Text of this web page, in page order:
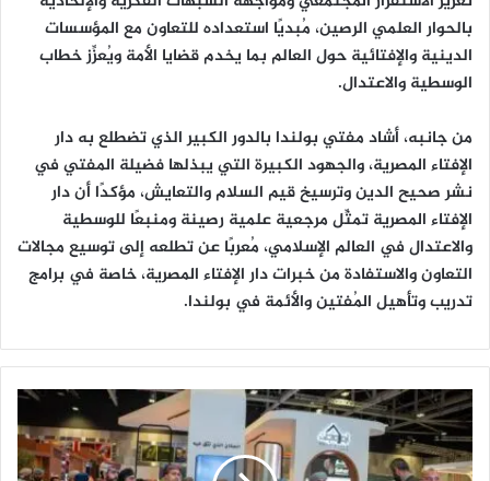
بالحوار العلمي الرصين، مُبديًا استعداده للتعاون مع المؤسسات
الدينية والإفتائية حول العالم بما يخدم قضايا الأمة ويُعزِّز خطاب
الوسطية والاعتدال.
من جانبه، أشاد مفتي بولندا بالدور الكبير الذي تضطلع به دار
الإفتاء المصرية، والجهود الكبيرة التي يبذلها فضيلة المفتي في
نشر صحيح الدين وترسيخ قيم السلام والتعايش، مؤكدًا أن دار
الإفتاء المصرية تمثِّل مرجعية علمية رصينة ومنبعًا للوسطية
والاعتدال في العالم الإسلامي، مُعربًا عن تطلعه إلى توسيع مجالات
التعاون والاستفادة من خبرات دار الإفتاء المصرية، خاصة في برامج
تدريب وتأهيل المُفتين والأئمة في بولندا.
أ
س
ب
و